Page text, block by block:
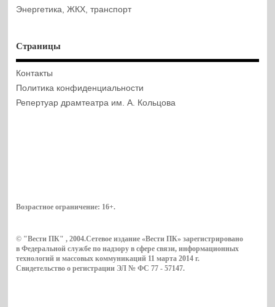
Энергетика, ЖКХ, транспорт
Страницы
Контакты
Политика конфиденциальности
Репертуар драмтеатра им. А. Кольцова
Возрастное ограничение: 16+.
© "Вести ПК" , 2004.Сетевое издание «Вести ПК» зарегистрировано
в Федеральной службе по надзору в сфере связи, информационных
технологий и массовых коммуникаций 11 марта 2014 г.
Свидетельство о регистрации ЭЛ № ФС 77 - 57147.